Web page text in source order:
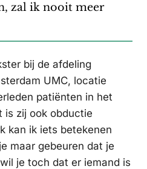
zal ik nooit meer
bij de afdeling
UMC, locatie
patiënten in het
is zij ook obductie
kan ik iets betekenen
maar gebeuren dat je
je toch dat er iemand is